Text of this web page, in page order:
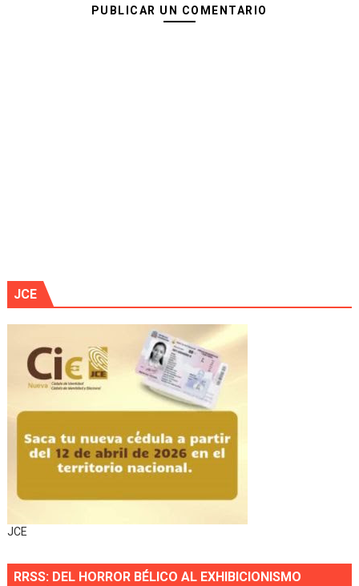
PUBLICAR UN COMENTARIO
JCE
JCE
RRSS: DEL HORROR BÉLICO AL EXHIBICIONISMO